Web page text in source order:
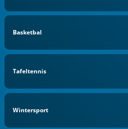
Basketbal
Tafeltennis
Wintersport